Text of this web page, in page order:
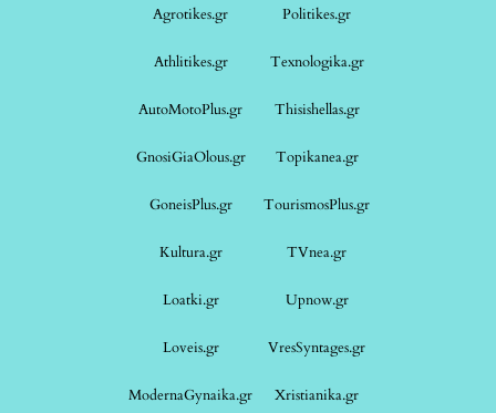
Agrotikes.gr Politikes.gr
Athlitikes.gr Texnologika.gr
AutoMotoPlus.gr Thisishellas.gr
GnosiGiaOlous.gr Topikanea.gr
GoneisPlus.gr TourismosPlus.gr
Kultura.gr TVnea.gr
Loatki.gr Upnow.gr
Loveis.gr VresSyntages.gr
ModernaGynaika.gr Xristianika.gr